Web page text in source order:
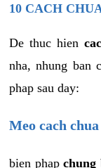
10 CACH
De thuc hien
nha, nhung ban
phap sau day:
Meo cach
bien phapchung